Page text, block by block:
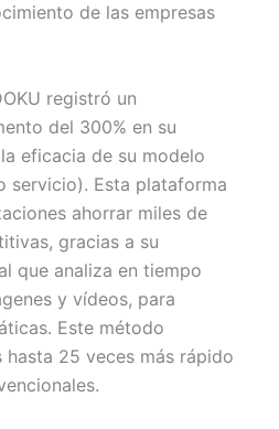
de las empresas
registró un
del 300% en su
eficacia de su modelo
servicio). Esta plataforma
ahorrar miles de
gracias a su
que analiza en tiempo
y vídeos, para
Este método
25 veces más rápido